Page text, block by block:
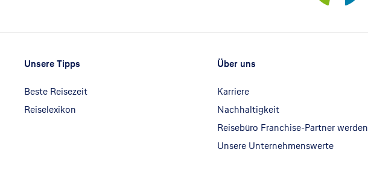
Footer navigation
Unsere Tipps
Beste Reisezeit
Reiselexikon
Über uns
Karriere
Nachhaltigkeit
Reisebüro Franchise-Partner werden
Unsere Unternehmenswerte